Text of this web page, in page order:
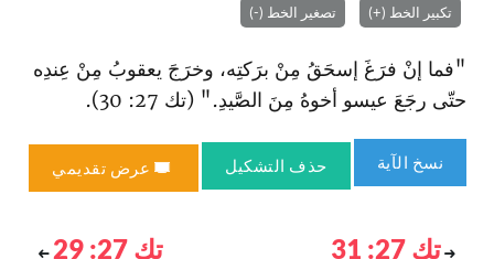
تكبير الخط (+) تصغير الخط (-)
"فما إنْ فرَغَ إسحَقُ مِنْ برَكتِه، وخرَجَ يعقوبُ مِنْ عِندِه
حتّى رجَعَ عيسو أخوهُ مِنَ الصَّيدِ." (تك 27: 30).
نسخ الآية حذف التشكيل عرض تقديمي
تك 27: 31 تك 27: 29